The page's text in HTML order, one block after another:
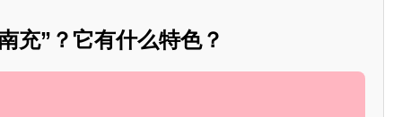
充”？它有什么特色？